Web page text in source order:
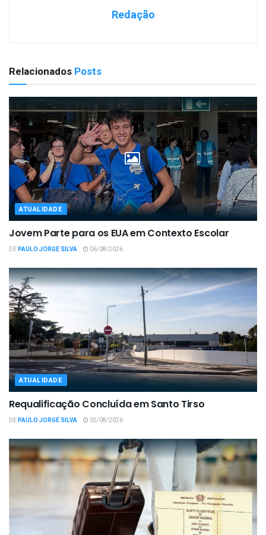
Redação
Relacionados Posts
ATUALIDADE
Jovem Parte para os EUA em Contexto Escolar
DEPAULO JORGE SILVA 06/08/2026
ATUALIDADE
Requalificação Concluída em Santo Tirso
DEPAULO JORGE SILVA 05/08/2026